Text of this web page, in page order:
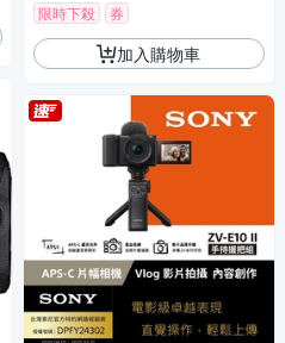
限時下殺
券
加入購物車